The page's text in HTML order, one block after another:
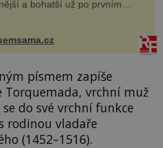
a bohatší už po prvním
...
písmem zapíše
Torquemada, vrchní muž
do své vrchní funkce
rodinou vladaře
(1452–1516).